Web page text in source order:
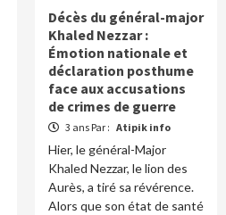
Décès du général-major
Khaled Nezzar :
Émotion nationale et
déclaration posthume
face aux accusations
de crimes de guerre
3 ans Par : Atipik info
Hier, le général-Major
Khaled Nezzar, le lion des
Aurès, a tiré sa révérence.
Alors que son état de santé